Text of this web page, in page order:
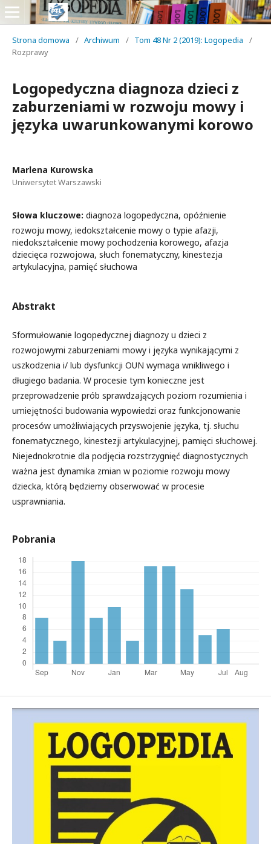
Strona domowa / Archiwum / Tom 48 Nr 2 (2019): Logopedia
/
Rozprawy
Logopedyczna diagnoza dzieci z
zaburzeniami w rozwoju mowy i
języka uwarunkowanymi korowo
Marlena Kurowska
Uniwersytet Warszawski
Słowa kluczowe: diagnoza logopedyczna, opóźnienie
rozwoju mowy, iedokształcenie mowy o typie afazji,
niedokształcenie mowy pochodzenia korowego, afazja
dziecięca rozwojowa, słuch fonematyczny, kinestezja
artykulacyjna, pamięć słuchowa
Abstrakt
Sformułowanie logopedycznej diagnozy u dzieci z
rozwojowymi zaburzeniami mowy i języka wynikającymi z
uszkodzenia i/ lub dysfunkcji OUN wymaga wnikliwego i
długiego badania. W procesie tym konieczne jest
przeprowadzenie prób sprawdzających poziom rozumienia i
umiejętności budowania wypowiedzi oraz funkcjonowanie
procesów umożliwiających przyswojenie języka, tj. słuchu
fonematycznego, kinestezji artykulacyjnej, pamięci słuchowej.
Niejednokrotnie dla podjęcia rozstrzygnięć diagnostycznych
ważna jest dynamika zmian w poziomie rozwoju mowy
dziecka, którą będziemy obserwować w procesie
usprawniania.
Pobrania